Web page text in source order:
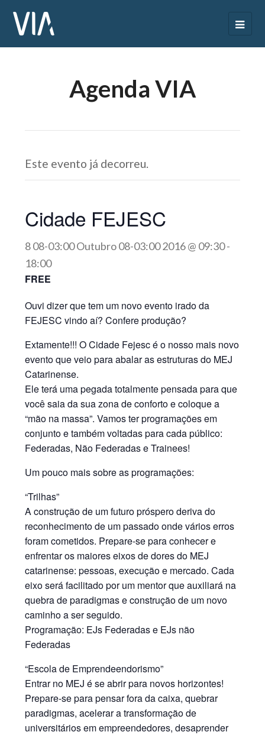
Agenda VIA
Este evento já decorreu.
Cidade FEJESC
8 08-03:00 Outubro 08-03:00 2016 @ 09:30-
18:00
FREE
Ouvi dizer que tem um novo evento irado da
FEJESC vindo aí? Confere produção?
Extamente!!! O Cidade Fejesc é o nosso mais novo
evento que veio para abalar as estruturas do MEJ
Catarinense.
Ele terá uma pegada totalmente pensada para que
você saia da sua zona de conforto e coloque a
“mão na massa”. Vamos ter programações em
conjunto e também voltadas para cada público:
Federadas, Não Federadas e Trainees!
Um pouco mais sobre as programações:
“Trilhas”
A construção de um futuro próspero deriva do
reconhecimento de um passado onde vários erros
foram cometidos. Prepare-se para conhecer e
enfrentar os maiores eixos de dores do MEJ
catarinense: pessoas, execução e mercado. Cada
eixo será facilitado por um mentorque auxiliará na
quebra de paradigmas e construção de um novo
caminho a ser seguido.
Programação: EJs Federadas e EJs não
Federadas
“Escola de Emprendeendorismo”
Entrar no MEJ é se abrir para novos horizontes!
Prepare-se para pensar fora da caixa, quebrar
paradigmas, acelerar a transformação de
universitários em empreendedores, desaprender